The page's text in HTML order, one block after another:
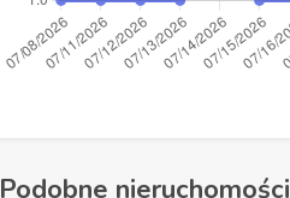
Podobne nieruchomości